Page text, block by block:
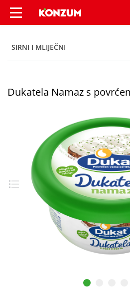
Dukatela Namaz s
SIRNI I MLIJEČNI
Dukatela Namaz s